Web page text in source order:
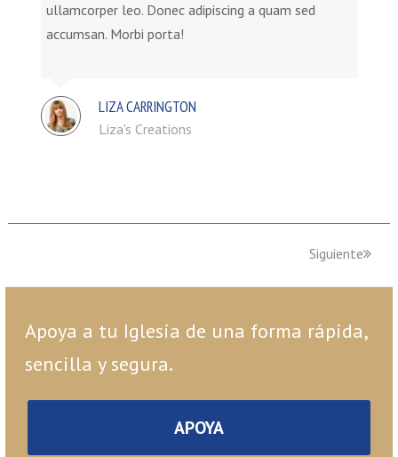
ullamcorper leo. Donec adipiscing a quam sed
accumsan. Morbi porta!
LIZA CARRINGTON
Liza's Creations
Siguiente
Apoya a tu Iglesia de una forma rápida,
sencilla y segura.
APOYA